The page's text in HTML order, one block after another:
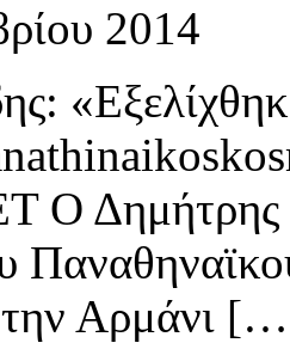
2014
Δημήτρης
Αρμάνι